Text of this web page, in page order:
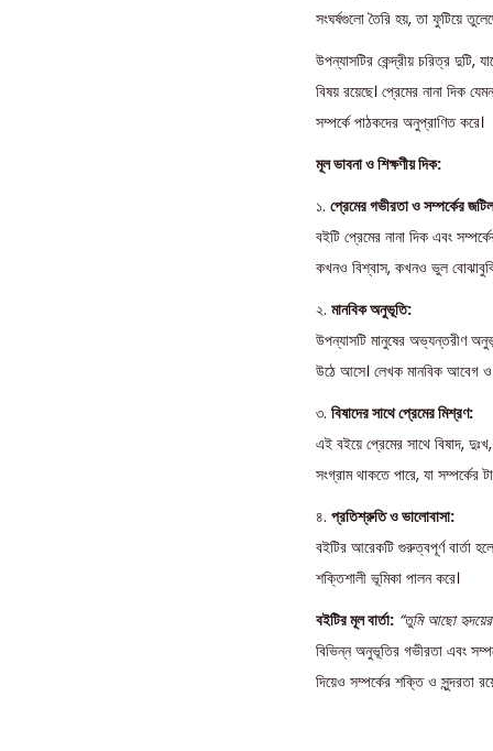
সংঘর্ষগুলো তৈরি হয়, তা ফুটিয়ে
উপন্যাসটির কেন্দ্রীয় চরিত্র দুটি,
বিষয় রয়েছে। প্রেমের নানা দিক
সম্পর্কে পাঠকদের অনুপ্রাণিত করে।
মূল ভাবনা ও শিক্ষণীয় দিক:
১. প্রেমের গভীরতা ও সম্পর্কের
বইটি প্রেমের নানা দিক এবং
কখনও বিশ্বাস, কখনও ভুল
২. মানবিক অনুভূতি:
উপন্যাসটি মানুষের অভ্যন্তরীণ
উঠে আসে। লেখক মানবিক আবেগ ও
৩. বিষাদের সাথে প্রেমের মিশ্রণ:
এই বইয়ে প্রেমের সাথে বিষাদ,
সংগ্রাম থাকতে পারে, যা সম্পর্কের
৪. প্রতিশ্রুতি ও ভালোবাসা:
বইটির আরেকটি গুরুত্বপূর্ণ বার্তা
শক্তিশালী ভূমিকা পালন করে।
বইটির মূল বার্তা: “তুমি আছো হৃদয়ের
বিভিন্ন অনুভূতির গভীরতা এবং
দিয়েও সম্পর্কের শক্তি ও সুন্দরতা